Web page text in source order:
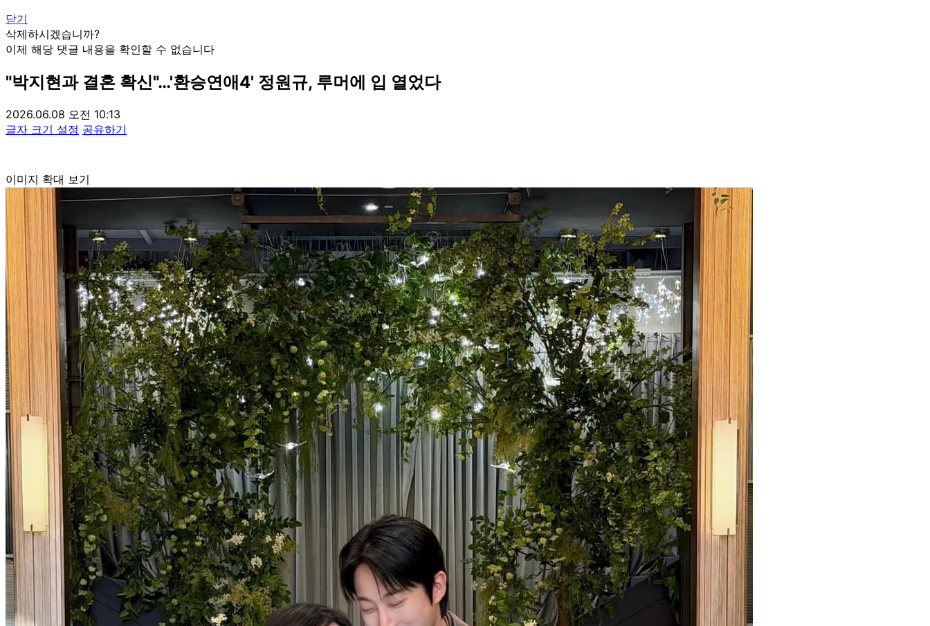
닫기
삭제하시겠습니까?
이제 해당 댓글 내용을 확인할 수 없습니다
"박지현과 결혼 확신"…'환승연애4' 정원규, 루머에 입 열었다
2026.06.08 오전 10:13
글자 크기 설정 공유하기
이미지 확대 보기